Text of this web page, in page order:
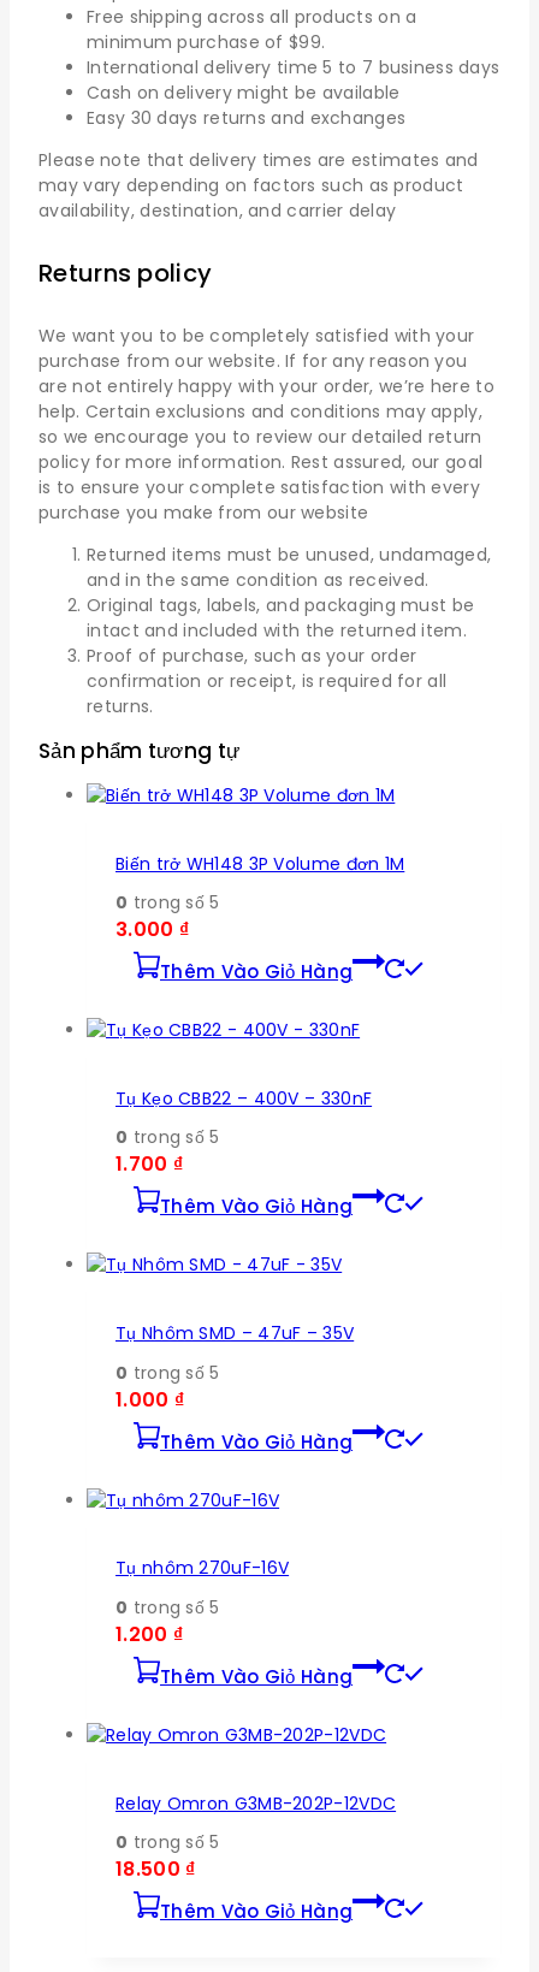
Free shipping across all products on a
minimum purchase of $99.
International delivery time 5 to 7 business days
Cash on delivery might be available
Easy 30 days returns and exchanges
Please note that delivery times are estimates and
may vary depending on factors such as product
availability, destination, and carrier delay
Returns policy
We want you to be completely satisfied with your
purchase from our website. If for any reason you
are not entirely happy with your order, we’re here to
help. Certain exclusions and conditions may apply,
so we encourage you to review our detailed return
policy for more information. Rest assured, our goal
is to ensure your complete satisfaction with every
purchase you make from our website
Returned items must be unused, undamaged,
and in the same condition as received.
Original tags, labels, and packaging must be
intact and included with the returned item.
Proof of purchase, such as your order
confirmation or receipt, is required for all
returns.
Sản phẩm tương tự
Biến trở WH148 3P Volume đơn 1M
0 trong số 5
3.000 ₫
Thêm Vào Giỏ Hàng
Tụ Kẹo CBB22 – 400V – 330nF
0 trong số 5
1.700 ₫
Thêm Vào Giỏ Hàng
Tụ Nhôm SMD – 47uF – 35V
0 trong số 5
1.000 ₫
Thêm Vào Giỏ Hàng
Tụ nhôm 270uF-16V
0 trong số 5
1.200 ₫
Thêm Vào Giỏ Hàng
Relay Omron G3MB-202P-12VDC
0 trong số 5
18.500 ₫
Thêm Vào Giỏ Hàng